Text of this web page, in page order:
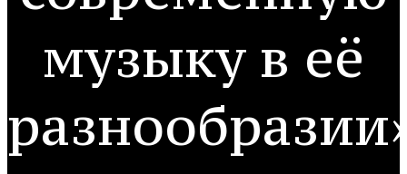
музыку в её